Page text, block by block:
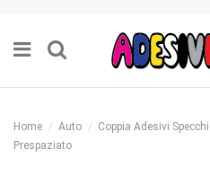
Home Auto
Coppia Adesivi
Prespaziato